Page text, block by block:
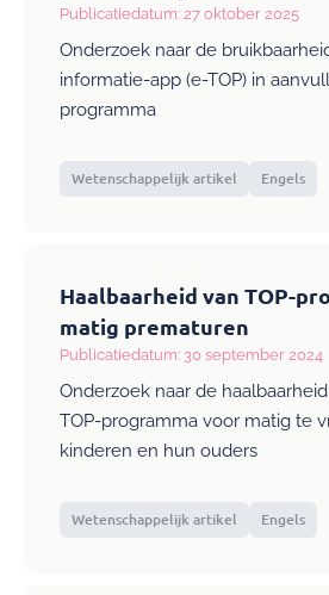
Publicatiedatum: 27 oktober 2025
Onderzoek naar de
informatie-app (e-TOP) in
programma
Wetenschappelijk artikel Engels
Haalbaarheid van TOP-
matig prematuren
Publicatiedatum: 30 september 2024
Onderzoek naar de
TOP-programma voor matig te
kinderen en hun ouders
Wetenschappelijk artikel Engels